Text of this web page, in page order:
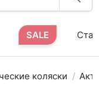
SALE
коляски